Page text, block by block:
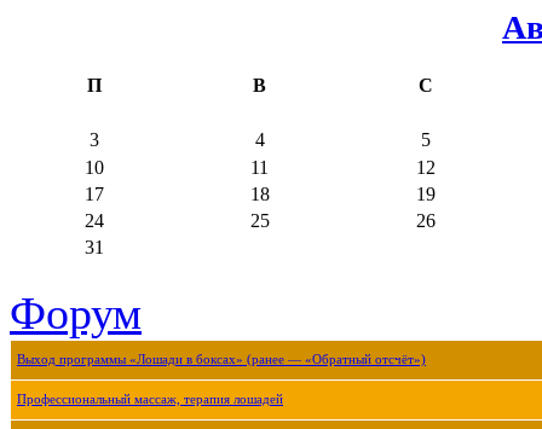
П В С
3 4
5
10
11
12
17
18
19
24
25
26
31
Форум
Выход программы «Лошади в боксах» (ранее — «Обратный отсчёт»)
Профессиональный массаж, терапия лошадей